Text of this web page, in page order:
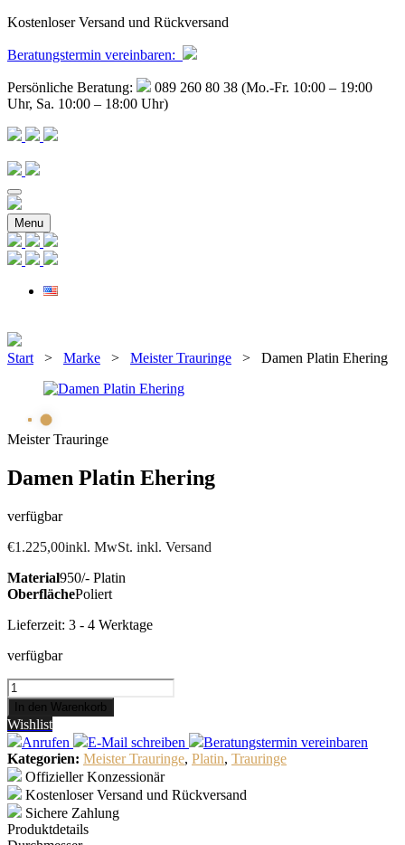
Kostenloser Versand und Rückversand
Beratungstermin vereinbaren:
Persönliche Beratung:
089 260 80 38 (Mo.-Fr. 10:00 – 19:00
Uhr, Sa. 10:00 – 18:00 Uhr)
Menu
Start > Marke > Meister Trauringe > Damen Platin Ehering
Meister Trauringe
Damen Platin Ehering
verfügbar
€1.225,00inkl. MwSt. inkl. Versand
Material950/- Platin
OberflächePoliert
Lieferzeit: 3 - 4 Werktage
verfügbar
Damen
Platin
Ehering
Menge
In den Warenkorb
Wishlist
Anrufen
E-Mail schreiben Beratungstermin vereinbaren
Kategorien: Meister Trauringe, Platin, Trauringe
Offizieller Konzessionär
Kostenloser Versand und Rückversand
Sichere Zahlung
Produktdetails